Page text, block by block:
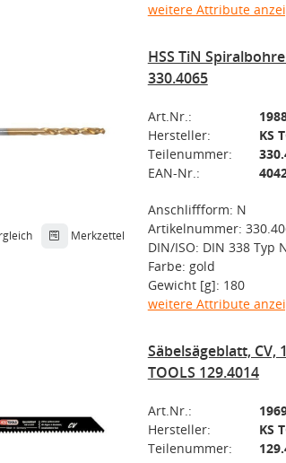
weitere Attribute
Merkzettel
HSS TiN
330.4065
Art.Nr.:
Hersteller:
KS
Teilenummer:
EAN-Nr.:
Anschliffform: N
Artikelnummer:
DIN/ISO: DIN 338 Typ
Farbe: gold
Gewicht [g]: 180
weitere Attribute
Säbelsägeblatt, CV,
TOOLS 129.4014
Art.Nr.:
Hersteller:
KS
Teilenummer: